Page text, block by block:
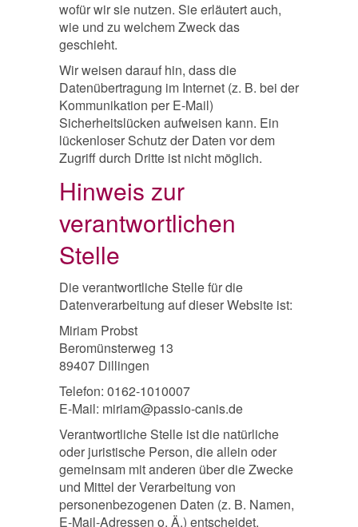
wofür wir sie nutzen. Sie erläutert auch,
wie und zu welchem Zweck das
geschieht.
Wir weisen darauf hin, dass die
Datenübertragung im Internet (z. B. bei der
Kommunikation per E-Mail)
Sicherheitslücken aufweisen kann. Ein
lückenloser Schutz der Daten vor dem
Zugriff durch Dritte ist nicht möglich.
Hinweis zur
verantwortlichen
Stelle
Die verantwortliche Stelle für die
Datenverarbeitung auf dieser Website ist:
Miriam Probst
Beromünsterweg 13
89407 Dillingen
Telefon: 0162-1010007
E-Mail: miriam@passio-canis.de
Verantwortliche Stelle ist die natürliche
oder juristische Person, die allein oder
gemeinsam mit anderen über die Zwecke
und Mittel der Verarbeitung von
personenbezogenen Daten (z. B. Namen,
E-Mail-Adressen o. Ä.) entscheidet.